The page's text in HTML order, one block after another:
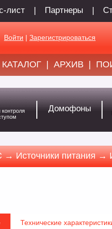
лист | Партнеры |
Войти | Зарегистрироваться
КАТАЛОГ АРХИВ
Домофоны
Источники питания →
Технические